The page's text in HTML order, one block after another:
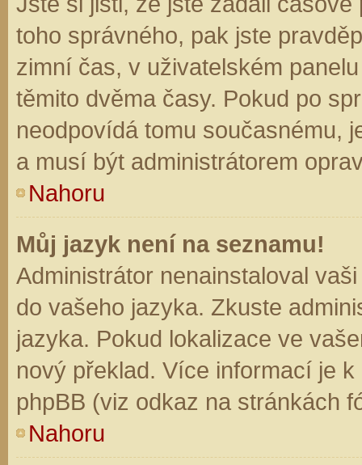
toho správného, pak jste
zimní čas, v uživatelském
těmito dvěma časy. Pokud po
neodpovídá tomu současnému,
a musí být administrátorem
Nahoru
Můj jazyk není na seznamu!
Administrátor nenainstaloval
do vašeho jazyka. Zkuste
jazyka. Pokud lokalizace ve
nový překlad. Více informací je
phpBB (viz odkaz na stránkách
Nahoru